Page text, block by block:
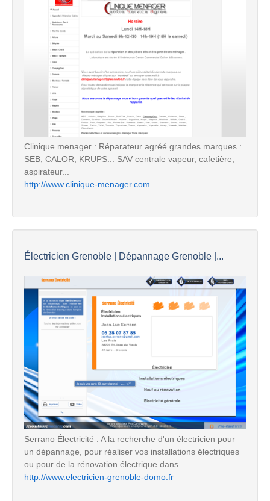
Clinique menager : Réparateur agréé grandes marques :
SEB, CALOR, KRUPS... SAV centrale vapeur, cafetière,
aspirateur...
http://www.clinique-menager.com
Électricien Grenoble | Dépannage Grenoble |...
Serrano Électricité . A la recherche d'un électricien pour
un dépannage, pour réaliser vos installations électriques
ou pour de la rénovation électrique dans ...
http://www.electricien-grenoble-domo.fr